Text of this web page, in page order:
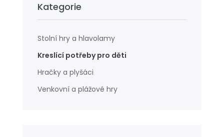
Kategorie
Stolní hry a hlavolamy
Kreslící potřeby pro děti
Hračky a plyšáci
Venkovní a plážové hry